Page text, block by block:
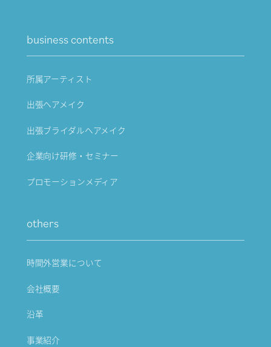
business contents
所属アーティスト
出張ヘアメイク
出張ブライダルヘアメイク
企業向け研修・セミナー
プロモーションメディア
others
時間外営業について
会社概要
沿革
事業紹介